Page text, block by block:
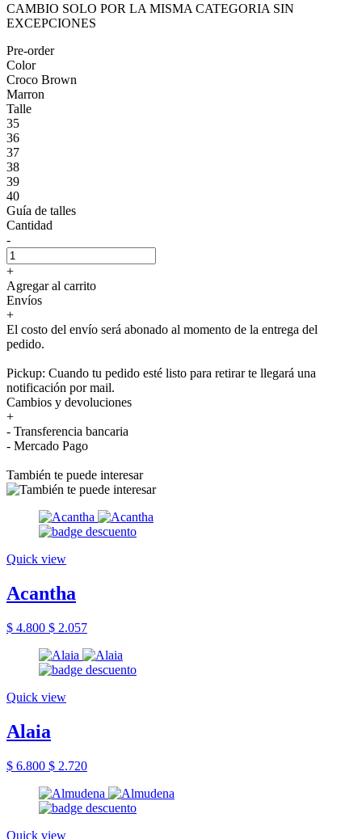
CAMBIO SOLO POR LA MISMA CATEGORIA SIN
EXCEPCIONES
Pre-order
Color
Croco Brown
Marron
Talle
35
36
37
38
39
40
Guía de talles
Cantidad
-
+
Agregar al carrito
Envíos
+
El costo del envío será abonado al momento de la entrega del
pedido.
Pickup: Cuando tu pedido esté listo para retirar te llegará una
notificación por mail.
Cambios y devoluciones
+
- Transferencia bancaria
- Mercado Pago
También te puede interesar
Quick view
Acantha
$ 4.800 $ 2.057
Quick view
Alaia
$ 6.800 $ 2.720
Quick view